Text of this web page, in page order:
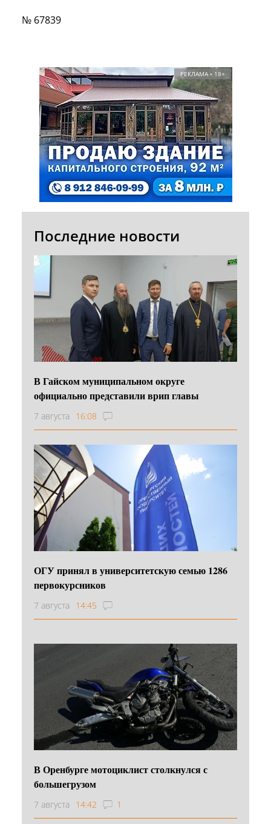
№ 67839
РЕКЛАМА • 18+
Последние новости
В Гайском муниципальном округе
официально представили врип главы
7 августа 16:08
ОГУ принял в университетскую семью 1286
первокурсников
7 августа 14:45
В Оренбурге мотоциклист столкнулся с
большегрузом
7 августа 14:42 1